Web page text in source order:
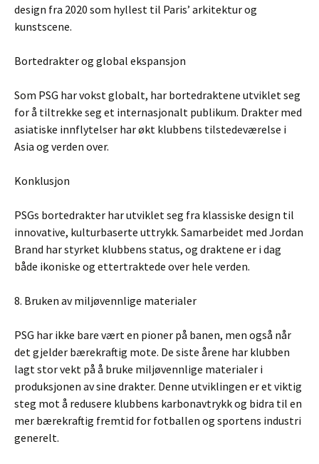
design fra 2020 som hyllest til Paris’ arkitektur og
kunstscene.
Bortedrakter og global ekspansjon
Som PSG har vokst globalt, har bortedraktene utviklet seg
for å tiltrekke seg et internasjonalt publikum. Drakter med
asiatiske innflytelser har økt klubbens tilstedeværelse i
Asia og verden over.
Konklusjon
PSGs bortedrakter har utviklet seg fra klassiske design til
innovative, kulturbaserte uttrykk. Samarbeidet med Jordan
Brand har styrket klubbens status, og draktene er i dag
både ikoniske og ettertraktede over hele verden.
8. Bruken av miljøvennlige materialer
PSG har ikke bare vært en pioner på banen, men også når
det gjelder bærekraftig mote. De siste årene har klubben
lagt stor vekt på å bruke miljøvennlige materialer i
produksjonen av sine drakter. Denne utviklingen er et viktig
steg mot å redusere klubbens karbonavtrykk og bidra til en
mer bærekraftig fremtid for fotballen og sportens industri
generelt.